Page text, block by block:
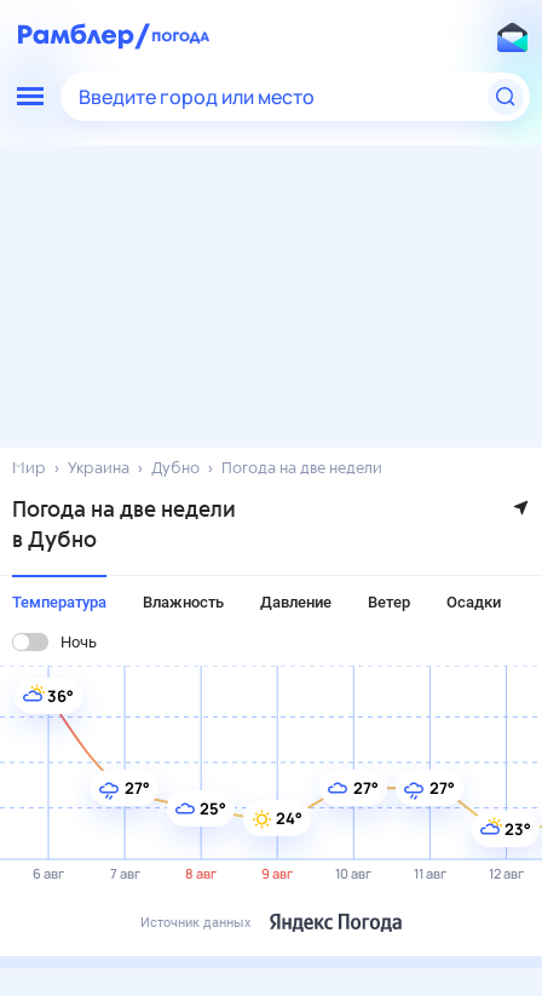
Введите город или место
Мир Украина Дубно Погода на две недели
Погода на две недели
в Дубно
Температура Влажность Давление Ветер Осадки
Ночь
6 авг 7 авг 8 авг 9 авг 10 авг 11 авг 12 авг
36°
27°
25°
24°
27°
27°
23°
Источник данных